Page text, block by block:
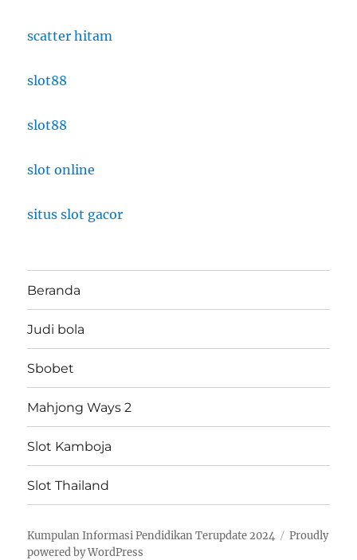
scatter hitam
slot88
slot88
slot online
situs slot gacor
Beranda
Judi bola
Sbobet
Mahjong Ways 2
Slot Kamboja
Slot Thailand
Kumpulan Informasi Pendidikan Terupdate 2024
Proudly
powered by WordPress